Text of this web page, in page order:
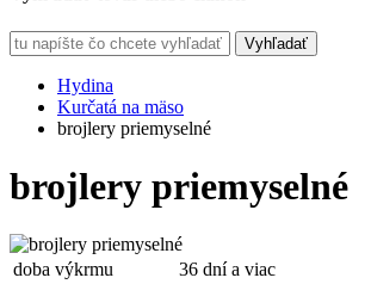
Hydina
Kurčatá na mäso
brojlery priemyselné
brojlery priemyselné
doba výkrmu
36 dní a viac